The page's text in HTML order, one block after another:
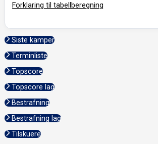
Forklaring til tabellberegning
Siste kamper
Terminliste
Topscore
Topscore lag
Bestrafning
Bestrafning lag
Tilskuere